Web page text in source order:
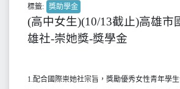
標籤: 獎助學金
(高中女生)(10/13截止)高雄市
雄社-崇她獎-獎學金
1.配合國際崇她社宗旨，獎勵優秀女性青年學